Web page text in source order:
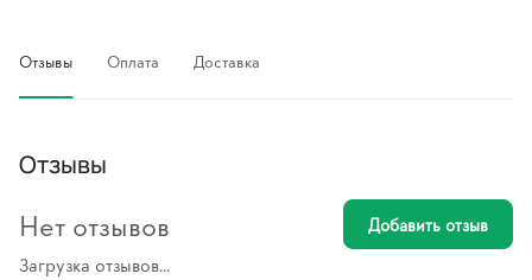
Отзывы Оплата Доставка
Отзывы
Загрузка отзывов...
Нет отзывов Добавить отзыв